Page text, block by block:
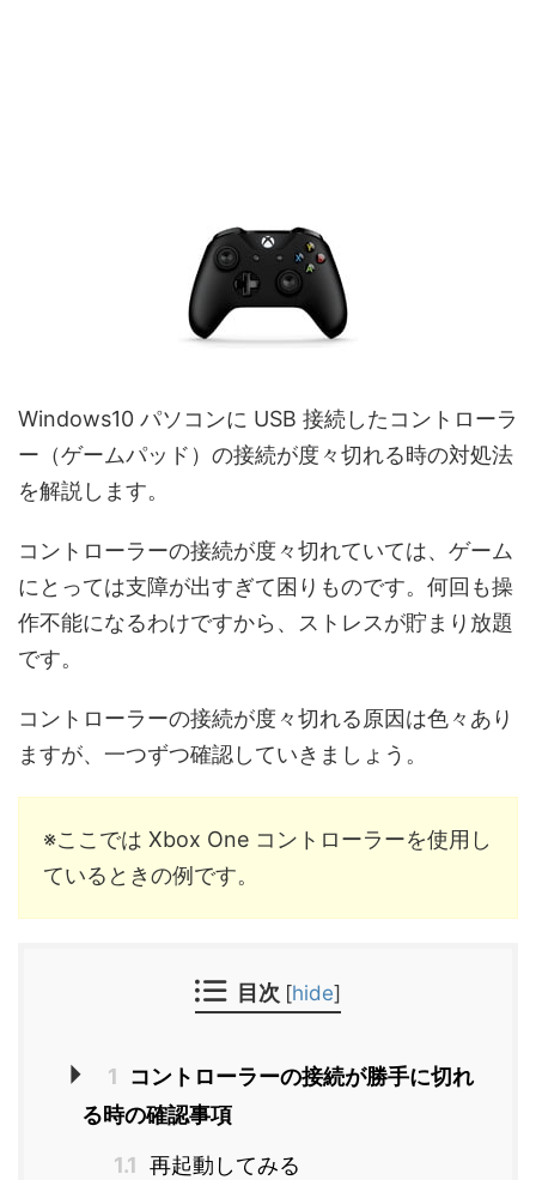
Windows10 パソコンに USB 接続したコントローラ
ー（ゲームパッド）の接続が度々切れる時の対処法
を解説します。
コントローラーの接続が度々切れていては、ゲーム
にとっては支障が出すぎて困りものです。何回も操
作不能になるわけですから、ストレスが貯まり放題
です。
コントローラーの接続が度々切れる原因は色々あり
ますが、一つずつ確認していきましょう。
※ここでは Xbox One コントローラーを使用し
ているときの例です。
目次 [hide]
1
コントローラーの接続が勝手に切れ
る時の確認事項
1.1 再起動してみる